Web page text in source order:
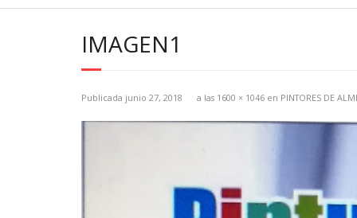
IMAGEN1
Publicada junio 27, 2018 a las 1600 × 1046 en PINTORES DE